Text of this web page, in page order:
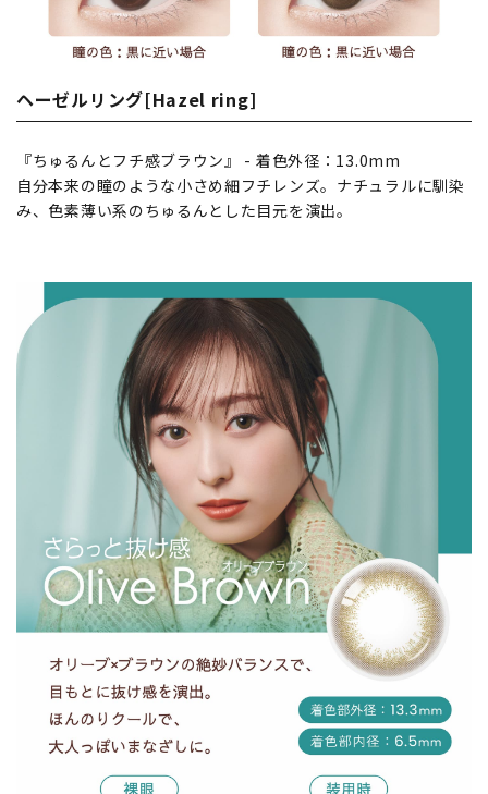
ヘーゼルリング[Hazel ring]
『ちゅるんとフチ感ブラウン』 - 着色外径：13.0mm
自分本来の瞳のような小さめ細フチレンズ。ナチュラルに馴染
み、色素薄い系のちゅるんとした目元を演出。